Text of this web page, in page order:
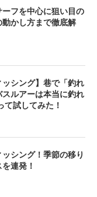
フを中心に狙い目の
かし方まで徹底解
ッシング】巷で「釣れ
ルアーは本当に釣れ
て試してみた！
シング！季節の移り
連発！